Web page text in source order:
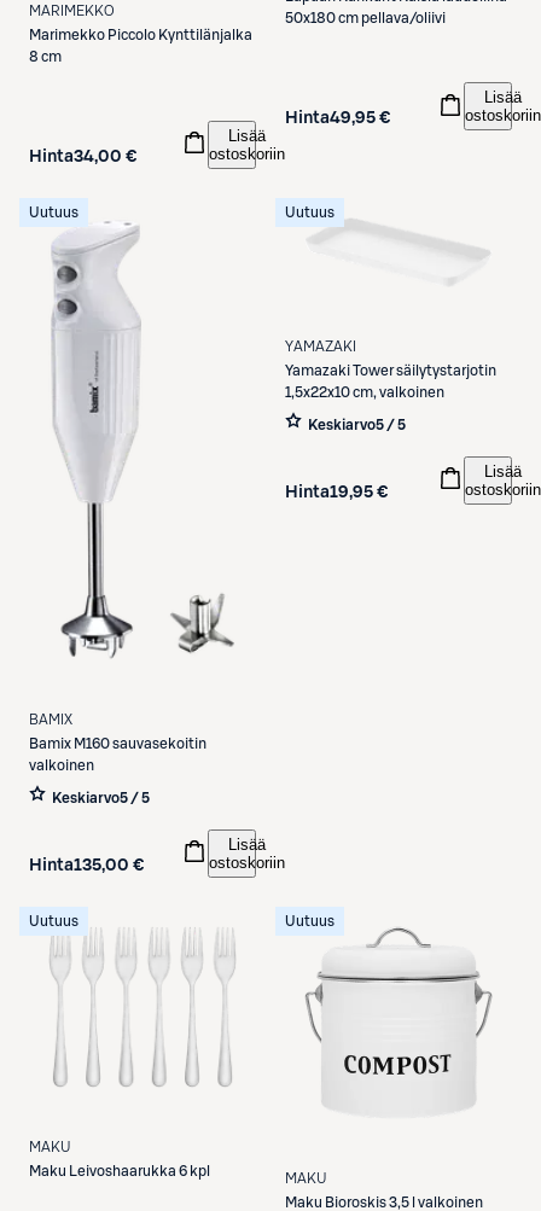
MARIMEKKO
Marimekko Piccolo Kynttilänjalka
8 cm
Hinta34,00 €
Lisää
ostoskoriin
50x180 cm pellava/oliivi
Hinta49,95 €
Lisää
ostoskoriin
Uutuus
BAMIX
Bamix M160 sauvasekoitin
valkoinen
Keskiarvo5 / 5
Hinta135,00 €
Lisää
ostoskoriin
Uutuus
YAMAZAKI
YamazakiTower säilytystarjotin
1,5x22x10 cm, valkoinen
Keskiarvo5 / 5
Hinta19,95 €
Lisää
ostoskoriin
Uutuus
MAKU
Maku
Leivoshaarukka 6 kpl
Uutuus
MAKU
Maku Bioroskis 3,5 l valkoinen